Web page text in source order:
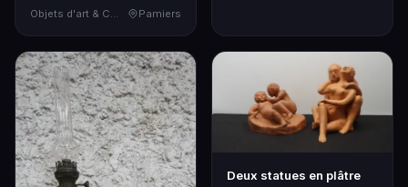
Pamiers
Deux statues en plâtre